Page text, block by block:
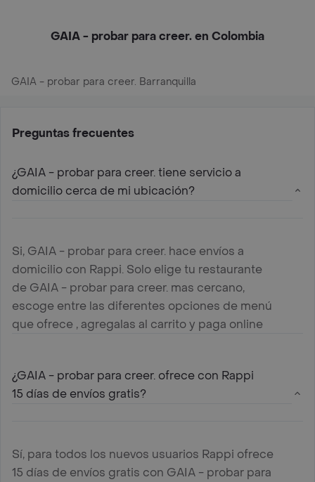
GAIA - probar para creer. en Colombia
GAIA - probar para creer. Barranquilla
Preguntas frecuentes
¿GAIA - probar para creer. tiene servicio a
domicilio cerca de mi ubicación?
Si, GAIA - probar para creer. hace envíos a
domicilio con Rappi. Solo elige tu restaurante
de GAIA - probar para creer. mas cercano,
escoge entre las diferentes opciones de menú
que ofrece , agregalas al carrito y paga online
¿GAIA - probar para creer. ofrece con Rappi
15 días de envíos gratis?
Sí, para todos los nuevos usuarios Rappi ofrece
15 días de envíos gratis con GAIA - probar para